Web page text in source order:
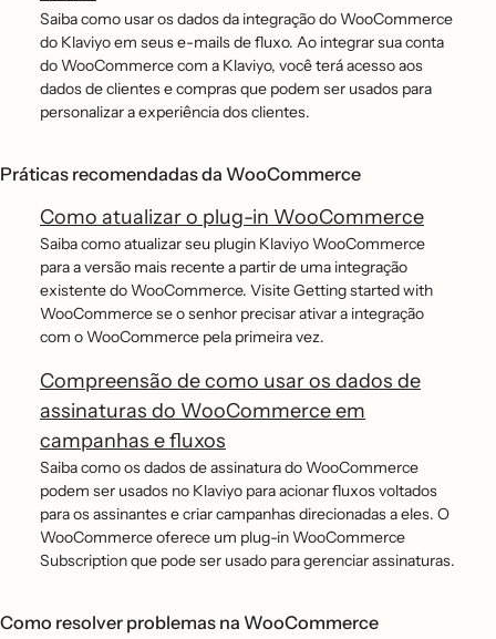
Saiba como usar os dados da integração do WooCommerce
do Klaviyo em seus e-mails de fluxo. Ao integrar sua conta
do WooCommerce com a Klaviyo, você terá acesso aos
dados de clientes e compras que podem ser usados para
personalizar a experiência dos clientes.
Práticas recomendadas da WooCommerce
Como atualizar o plug-in WooCommerce
Saiba como atualizar seu plugin Klaviyo WooCommerce
para a versão mais recente a partir de uma integração
existente do WooCommerce. Visite Getting started with
WooCommerce se o senhor precisar ativar a integração
com o WooCommerce pela primeira vez.
Compreensão de como usar os dados de
assinaturas do WooCommerce em
campanhas e fluxos
Saiba como os dados de assinatura do WooCommerce
podem ser usados no Klaviyo para acionar fluxos voltados
para os assinantes e criar campanhas direcionadas a eles. O
WooCommerce oferece um plug-in WooCommerce
Subscription que pode ser usado para gerenciar assinaturas.
Como resolver problemas na WooCommerce